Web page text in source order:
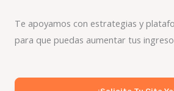
Te apoyamos con estrategias y
para que puedas aumentar tus